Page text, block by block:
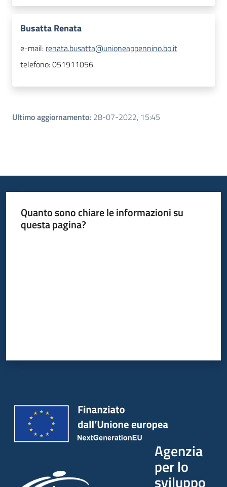
Busatta Renata
e-mail: renata.busatta@unioneappennino.bo.it
telefono:051911056
Ultimo aggiornamento: 28-07-2022, 15:45
Quanto sono chiare le informazioni su
questa pagina?
Agenzia
per lo
sviluppo